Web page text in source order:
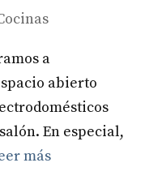
a
abierto
En especial,
más